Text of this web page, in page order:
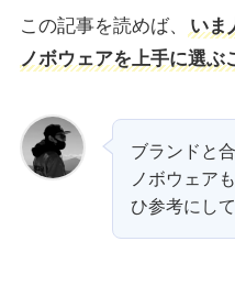
この記事を読めば、
いま
ノボウェアを上手に選ぶ
ブランドと
ノボウェア
ひ参考にし